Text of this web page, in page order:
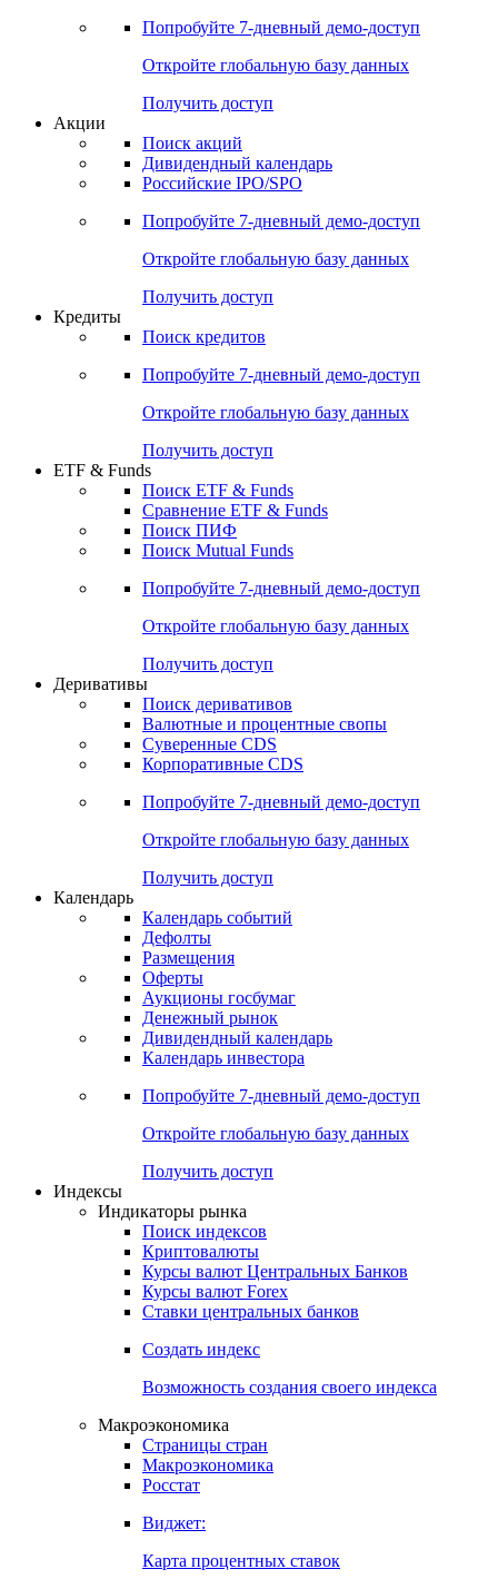
Попробуйте 7-дневный демо-доступ
Откройте глобальную базу данных
Получить доступ
Акции
Поиск акций
Дивидендный календарь
Российские IPO/SPO
Попробуйте 7-дневный демо-доступ
Откройте глобальную базу данных
Получить доступ
Кредиты
Поиск кредитов
Попробуйте 7-дневный демо-доступ
Откройте глобальную базу данных
Получить доступ
ETF & Funds
Поиск ETF & Funds
Сравнение ETF & Funds
Поиск ПИФ
Поиск Mutual Funds
Попробуйте 7-дневный демо-доступ
Откройте глобальную базу данных
Получить доступ
Деривативы
Поиск деривативов
Валютные и процентные свопы
Суверенные CDS
Корпоративные CDS
Попробуйте 7-дневный демо-доступ
Откройте глобальную базу данных
Получить доступ
Календарь
Календарь событий
Дефолты
Размещения
Оферты
Аукционы госбумаг
Денежный рынок
Дивидендный календарь
Календарь инвестора
Попробуйте 7-дневный демо-доступ
Откройте глобальную базу данных
Получить доступ
Индексы
Индикаторы рынка
Поиск индексов
Криптовалюты
Курсы валют Центральных Банков
Курсы валют Forex
Ставки центральных банков
Создать индекс
Возможность создания своего индекса
Макроэкономика
Страницы стран
Макроэкономика
Росстат
Виджет:
Карта процентных ставок